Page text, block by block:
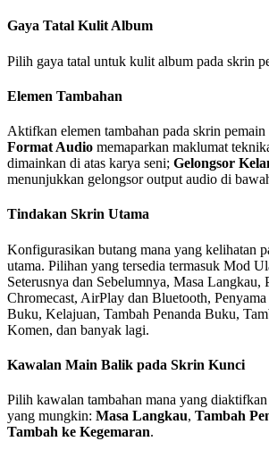
Gaya Tatal Kulit Album
Pilih gaya tatal untuk kulit album pada skrin
Elemen Tambahan
Aktifkan elemen tambahan pada skrin pemain
Format Audio memaparkan maklumat
dimainkan di atas karya seni; Gelongsor
menunjukkan gelongsor output audio di
Tindakan Skrin Utama
Konfigurasikan butang mana yang kelihatan
utama. Pilihan yang tersedia termasuk Mod
Seterusnya dan Sebelumnya, Masa Langkau,
Chromecast, AirPlay dan Bluetooth,
Buku, Kelajuan, Tambah Penanda Buku,
Komen, dan banyak lagi.
Kawalan Main Balik pada Skrin Kunci
Pilih kawalan tambahan mana yang
yang mungkin: Masa Langkau, Tambah
Tambah ke Kegemaran.